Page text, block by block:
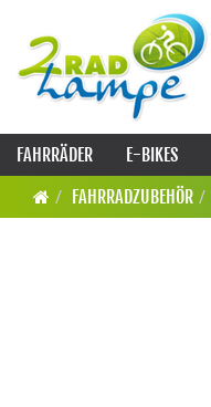
FAHRRÄDER E-BIKES
FAHRRADZUBEHÖR